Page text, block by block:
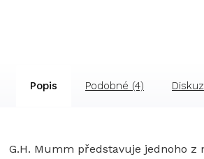
Popis Podobné (4)
G.H. Mumm představuje jednoho z